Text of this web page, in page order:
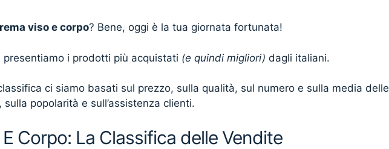
viso e corpo? Bene, oggi è la tua giornata fortunata!
i prodotti più acquistati (e quindi migliori) dagli italiani.
ci siamo basati sul prezzo, sulla qualità, sul numero e sulla media delle
popolarità e sull’assistenza clienti.
Corpo: La Classifica delle Vendite